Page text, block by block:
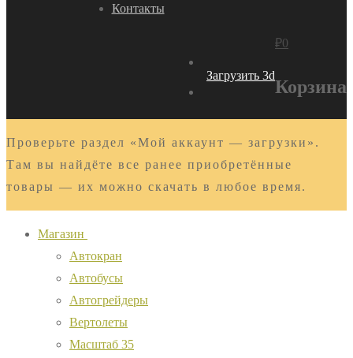
Контакты
Загрузить 3d
₽0
Корзина
Проверьте раздел «Мой аккаунт — загрузки».
Там вы найдёте все ранее приобретённые
товары — их можно скачать в любое время.
Магазин
Автокран
Автобусы
Автогрейдеры
Вертолеты
Масштаб 35